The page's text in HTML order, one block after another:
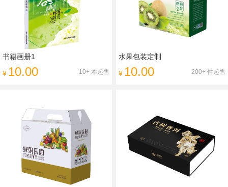
书籍画册1
¥ 10.00 10+ 本起售
水果包装定制
¥ 10.00 200+ 件起售